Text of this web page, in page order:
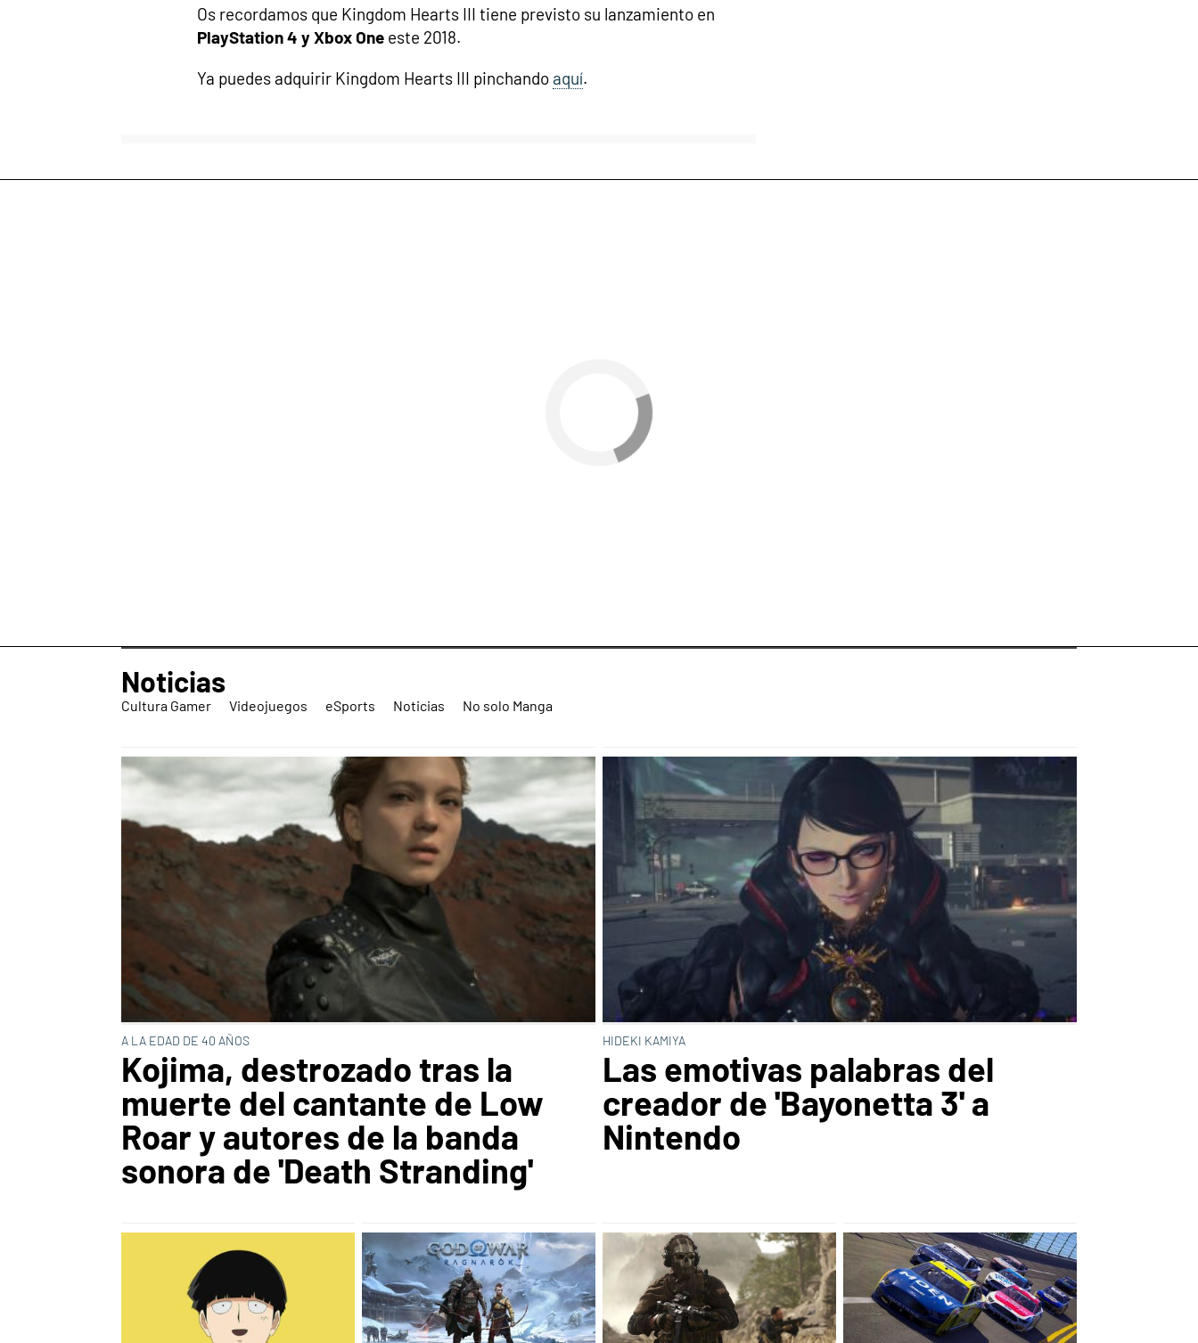
Os recordamos que Kingdom Hearts III tiene previsto su lanzamiento en
PlayStation 4 y Xbox One este 2018.
Ya puedes adquirir Kingdom Hearts III pinchando aquí.
Noticias
Cultura Gamer Videojuegos eSports Noticias No solo Manga
A LA EDAD DE 40 AÑOS
Kojima, destrozado tras la
muerte del cantante de Low
Roar y autores de la banda
sonora de 'Death Stranding'
HIDEKI KAMIYA
Las emotivas palabras del
creador de 'Bayonetta 3' a
Nintendo